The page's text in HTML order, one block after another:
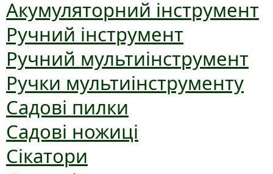
Акумуляторний інструмент
Ручний інструмент
Ручний мультиінструмент
Ручки мультиінструменту
Садові пилки
Садові ножиці
Сікатори